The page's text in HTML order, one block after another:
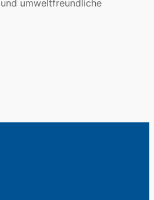
umweltfreundliche